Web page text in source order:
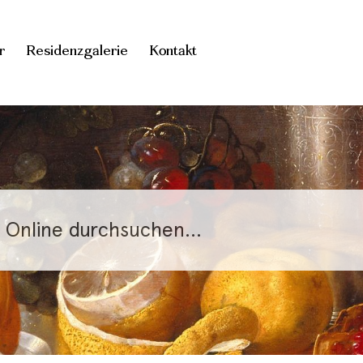
Residenzgalerie Kontakt